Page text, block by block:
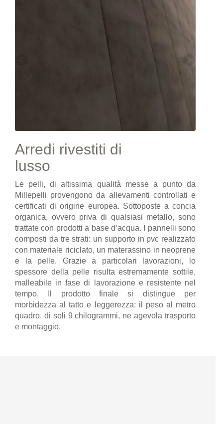
Arredi rivestiti di
lusso
Le pelli, di altissima qualità messe a punto da
Millepelli provengono da allevamenti controllati e
certificati di origine europea. Sottoposte a concia
organica, ovvero priva di qualsiasi metallo, sono
trattate con prodotti a base d’acqua. I pannelli sono
composti da tre strati: un supporto in pvc realizzato
con materiale riciclato, un materassino in neoprene
e la pelle. Grazie a particolari lavorazioni, lo
spessore della pelle risulta estremamente sottile,
malleabile in fase di lavorazione e resistente nel
tempo. Il prodotto finale si distingue per
morbidezza al tatto e leggerezza: il peso al metro
quadro, di soli 9 chilogrammi, ne agevola trasporto
e montaggio.